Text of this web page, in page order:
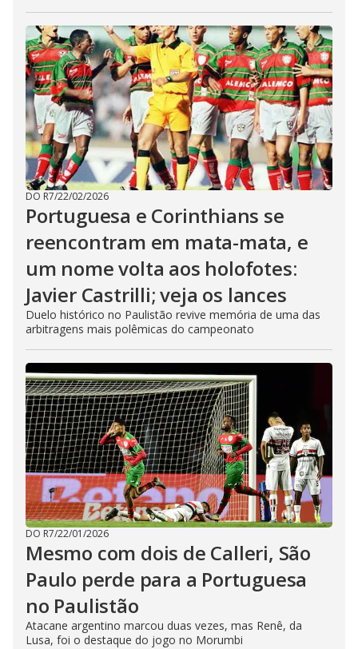
DO R7/22/02/2026
Portuguesa e Corinthians se
reencontram em mata-mata, e
um nome volta aos holofotes:
Javier Castrilli; veja os lances
Duelo histórico no Paulistão revive memória de uma das
arbitragens mais polêmicas do campeonato
DO R7/22/01/2026
Mesmo com dois de Calleri, São
Paulo perde para a Portuguesa
no Paulistão
Atacane argentino marcou duas vezes, mas Renê, da
Lusa, foi o destaque do jogo no Morumbi